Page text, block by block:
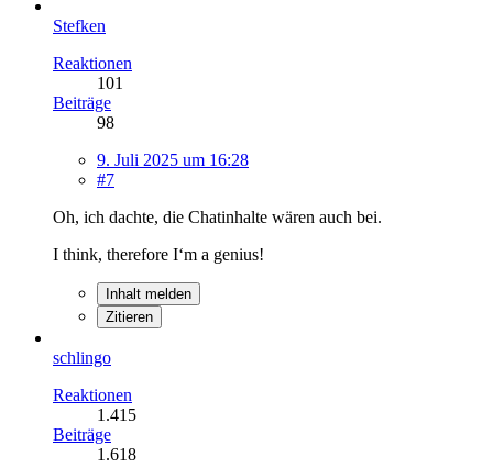
Stefken
Reaktionen
101
Beiträge
98
9. Juli 2025 um 16:28
#7
Oh, ich dachte, die Chatinhalte wären auch bei.
I think, therefore I‘m a genius!
Inhalt melden
Zitieren
schlingo
Reaktionen
1.415
Beiträge
1.618